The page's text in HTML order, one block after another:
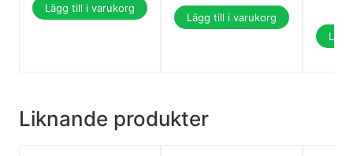
Lägg till i varukorg
Lägg till i varukorg
Liknande produkter